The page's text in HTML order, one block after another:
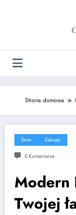
Strona domowa
Dom Zakupy
0 Komentarze
Modern
Twojej